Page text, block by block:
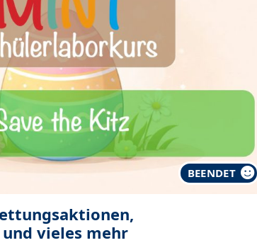
BEENDET
vieles mehr